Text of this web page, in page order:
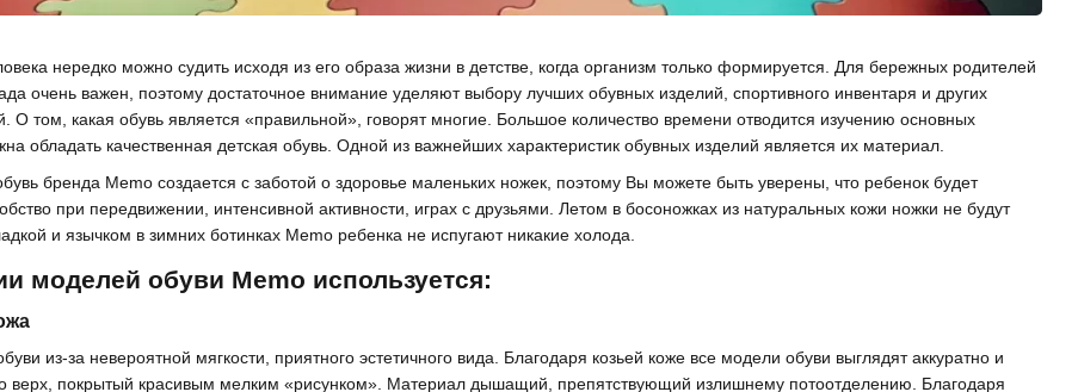
нередко можно судить исходя из его образа жизни в детстве, когда организм только формируется. Для бережных родителей
очень важен, поэтому достаточное внимание уделяют выбору лучших обувных изделий, спортивного инвентаря и других
О том, какая обувь является «правильной», говорят многие. Большое количество времени отводится изучению основных
обладать качественная детская обувь. Одной из важнейших характеристик обувных изделий является их материал.
бренда Memo создается с заботой о здоровье маленьких ножек, поэтому Вы можете быть уверены, что ребенок будет
при передвижении, интенсивной активности, играх с друзьями. Летом в босоножках из натуральных кожи ножки не будут
и язычком в зимних ботинках Memo ребенка не испугают никакие холода.
моделей обуви Memo используется:
из-за невероятной мягкости, приятного эстетичного вида. Благодаря козьей коже все модели обуви выглядят аккуратно и
верх, покрытый красивым мелким «рисунком». Материал дышащий, препятствующий излишнему потоотделению. Благодаря